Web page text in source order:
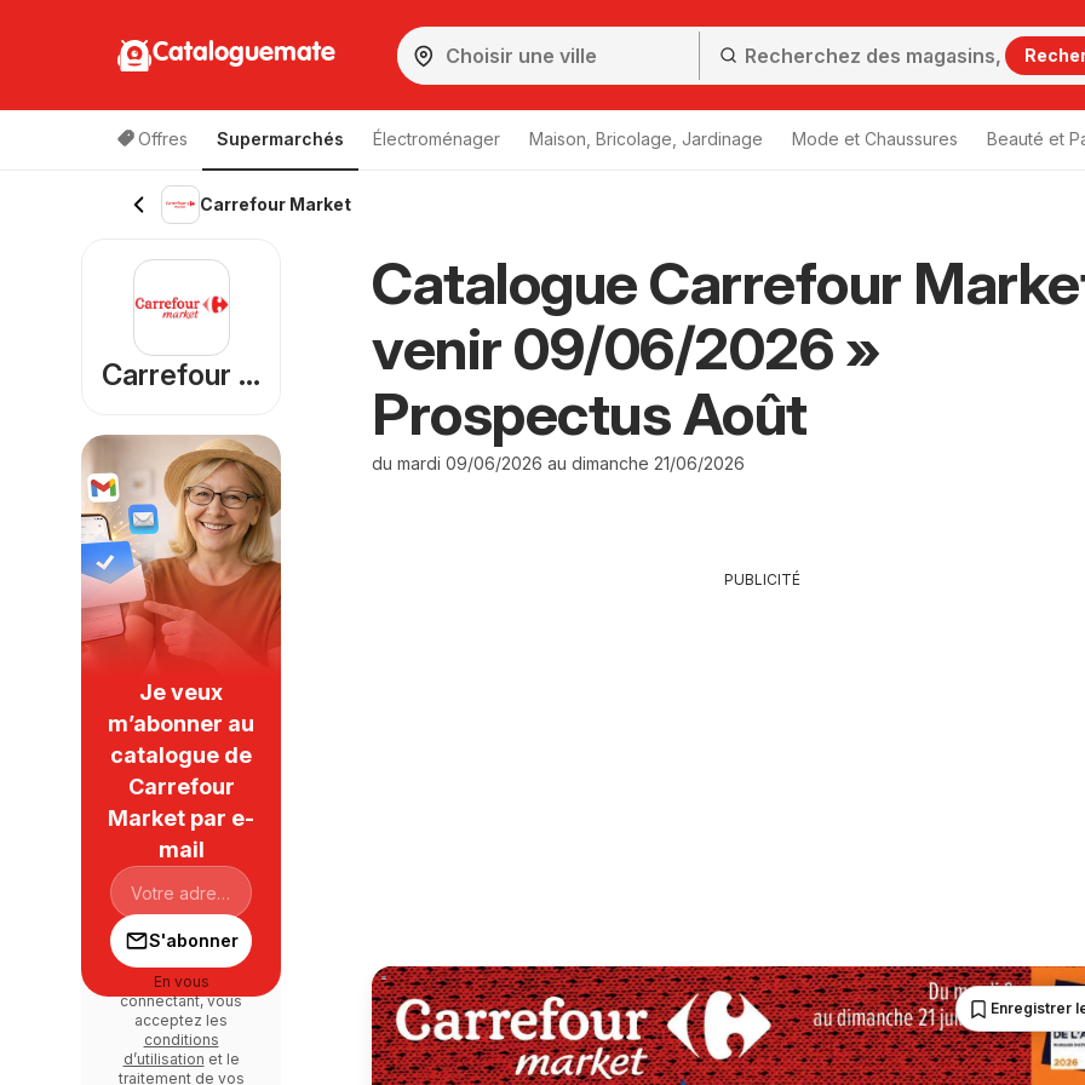
Cataloguemate
Offres Supermarchés Électroménager Maison, Bricolage, Jardinage Mode et Chaussures Beauté et
Carrefour Market
Catalogue Carrefour
venir 09/06/2026 »
Prospectus Août
du mardi 09/06/2026 au dimanche 21/06/2026
PUBLICITÉ
Enregistrer
Carrefour Market
Je veux
m’abonner au
catalogue de
Carrefour
Market par e-
mail
S'abonner
En vous
connectant, vous
acceptez les
conditions
d’utilisation et le
traitement de vos